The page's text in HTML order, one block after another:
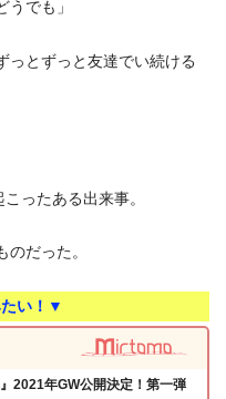
でも」
っとずっと友達でい続ける
ったある出来事。
だった。
い！▼
』2021年GW公開決定！第一弾